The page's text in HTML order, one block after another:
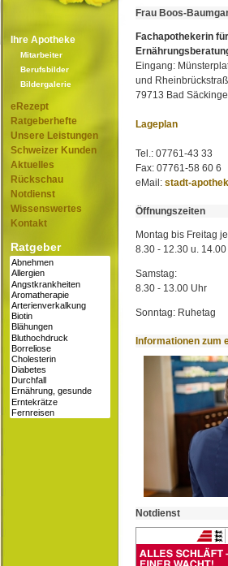
Ihre Apotheke
Mitarbeiter
Berufsbilder
Bildergalerie
eRezept
Ratgeberhefte
Unsere Leistungen
Schweizer Kunden
Aktuelles
Rückschau
Notdienst
Wissenswertes
Kontakt
Ratgeber
Frau Boos-
Fachapothekerin
Eingang:
und
79713 Bad
Lageplan
Tel.: 07761-43 33
Fax: 07761-58 60 6
eMail: stadt-
Öffnungszeiten
Montag bis Freitag
8.30 - 12.30 u.
Samstag:
8.30 - 13.00 Uhr
Sonntag: Ruhetag
Informationen zum
Notdienst